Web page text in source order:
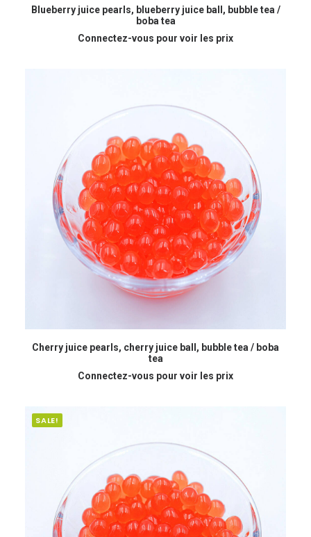
READ MORE
Blueberry juice pearls, blueberry juice ball, bubble tea /
boba tea
Connectez-vous pour voir les prix
READ MORE
Cherry juice pearls, cherry juice ball, bubble tea / boba
tea
Connectez-vous pour voir les prix
SALE!